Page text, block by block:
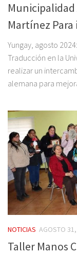
Municipalidad
Martínez Para
Yungay, agosto
Traducción en la
realizar un
alemana para
NOTICIAS AGOSTO
Taller Manos